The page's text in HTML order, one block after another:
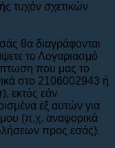
τυχόν σχετικών
θα διαγράφονται
το Λογαριασμό
που μας το
στο 2106002943 ή
εκτός εάν
εξ αυτών για
(π.χ. αναφορικά
προς εσάς).